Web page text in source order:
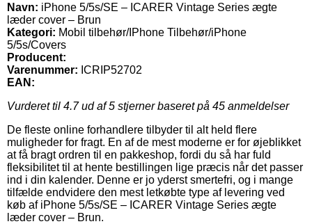
Navn: iPhone 5/5s/SE – ICARER Vintage Series ægte
læder cover – Brun
Kategori: Mobil tilbehør/IPhone Tilbehør/iPhone
5/5s/Covers
Producent:
Varenummer: ICRIP52702
EAN:
Vurderet til 4.7ud af 5 stjerner baseret på 45 anmeldelser
De fleste online forhandlere tilbyder til alt held flere
muligheder for fragt. En af de mest moderne er for øjeblikket
at få bragt ordren til en pakkeshop, fordi du så har fuld
fleksibilitet til at hente bestillingen lige præcis når det passer
ind i din kalender. Denne er jo yderst smertefri, og i mange
tilfælde endvidere den mest letkøbte type af levering ved
køb af iPhone 5/5s/SE – ICARER Vintage Series ægte
læder cover – Brun.